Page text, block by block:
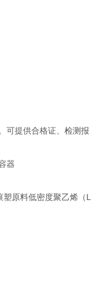
可提供合格证、检测报
器
原料低密度聚乙烯（L